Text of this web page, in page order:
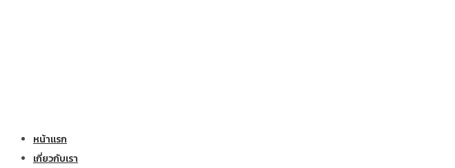
หน้าแรก
เกี่ยวกับเรา